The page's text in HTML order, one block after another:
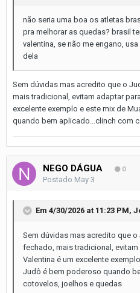
não seria uma boa os atletas
pra melhorar as quedas? brasil
valentina, se não me engano,
dela
Sem dúvidas mas acredito que o
mais tradicional, evitam adaptar
excelente exemplo e este mix de
quando bem aplicado...clinch com
NEGO DÁGUA 0
Postado May 3
Em 4/30/2026 at 11:23 PM,
Sem dúvidas mas acredito que
fechado, mais tradicional,
Valentina é um excelente
Judô é bem poderoso quando
cotovelos, joelhos e quedas